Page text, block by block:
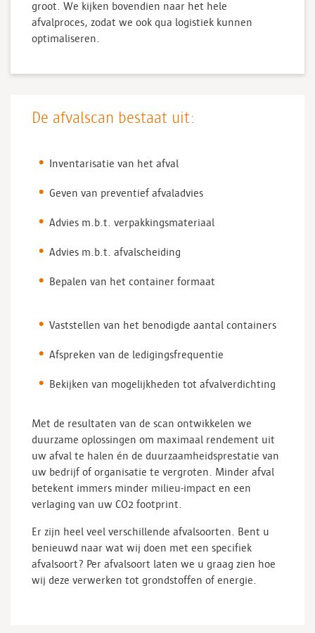
groot. We kijken bovendien naar het hele
afvalproces, zodat we ook qua logistiek kunnen
optimaliseren.
De afvalscan bestaat uit:
Inventarisatie van het afval
Geven van preventief afvaladvies
Advies m.b.t. verpakkingsmateriaal
Advies m.b.t. afvalscheiding
Bepalen van het container formaat
Vaststellen van het benodigde aantal containers
Afspreken van de ledigingsfrequentie
Bekijken van mogelijkheden tot afvalverdichting
Met de resultaten van de scan ontwikkelen we
duurzame oplossingen om maximaal rendement uit
uw afval te halen én de duurzaamheidsprestatie van
uw bedrijf of organisatie te vergroten. Minder afval
betekent immers minder milieu-impact en een
verlaging van uw CO2 footprint.
Er zijn heel veel verschillende afvalsoorten. Bent u
benieuwd naar wat wij doen met een specifiek
afvalsoort? Per afvalsoort laten we u graag zien hoe
wij deze verwerken tot grondstoffen of energie.